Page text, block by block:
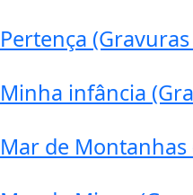
Pertença
Minha infância
Mar de Montanhas